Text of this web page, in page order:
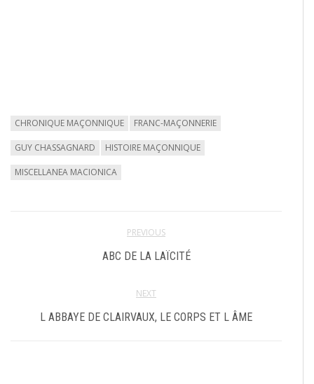
CHRONIQUE MAÇONNIQUE FRANC-MAÇONNERIE
GUY CHASSAGNARD HISTOIRE MAÇONNIQUE
MISCELLANEA MACIONICA
PREVIOUS
ABC DE LA LAÏCITÉ
NEXT
L ABBAYE DE CLAIRVAUX, LE CORPS ET L ÂME